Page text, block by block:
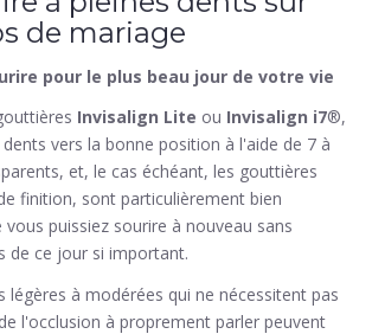
de mariage
pour le plus beau jour de votre vie
Invisalign Lite ou Invisalign i7®,
vers la bonne position à l'aide de 7 à
et, le cas échéant, les gouttières
finition, sont particulièrement bien
puissiez sourire à nouveau sans
de ce jour si important.
légères à modérées qui ne nécessitent pas
l'occlusion à proprement parler peuvent